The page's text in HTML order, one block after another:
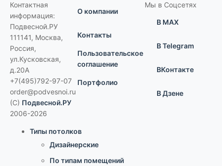
Контактная
информация:
Подвесной.РУ
111141, Москва,
Россия,
ул.Кусковская,
д.20А
+7(495)792-97-07
order@podvesnoi.ru
(C) Подвесной.РУ
2006-2026
О компании
Контакты
Пользовательское
соглашение
Портфолио
Мы в Соцсетях
В MAX
В Telegram
ВКонтакте
В Дзене
Типы потолков
Дизайнерские
По типам помещений